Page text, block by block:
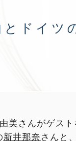
ドイツ
美 さんがゲス
新井那奈 さんと